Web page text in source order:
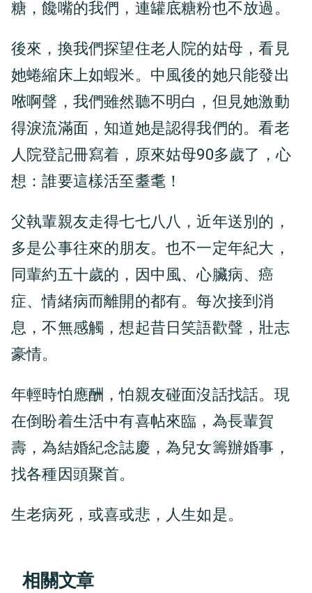
糖，饞嘴的我們，連罐底糖粉也不放過。
後來，換我們探望住老人院的姑母，看見
她蜷縮床上如蝦米。中風後的她只能發出
𠵱啊聲，我們雖然聽不明白，但見她激動
得淚流滿面，知道她是認得我們的。看老
人院登記冊寫着，原來姑母90多歲了，心
想：誰要這樣活至耋耄！
父執輩親友走得七七八八，近年送別的，
多是公事往來的朋友。也不一定年紀大，
同輩約五十歲的，因中風、心臟病、癌
症、情緒病而離開的都有。每次接到消
息，不無感觸，想起昔日笑語歡聲，壯志
豪情。
年輕時怕應酬，怕親友碰面沒話找話。現
在倒盼着生活中有喜帖來臨，為長輩賀
壽，為結婚紀念誌慶，為兒女籌辦婚事，
找各種因頭聚首。
生老病死，或喜或悲，人生如是。
相關文章